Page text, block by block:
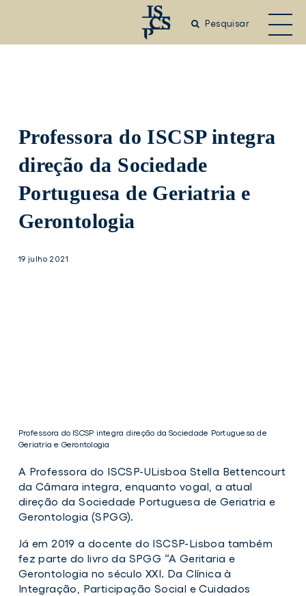
Pesquisar
Professora do ISCSP integra
direção da Sociedade
Portuguesa de Geriatria e
Gerontologia
19 julho 2021
Professora
do
ISCSP
Professora do ISCSP integra direção da Sociedade Portuguesa de
Geriatria e Gerontologia
A Professora do ISCSP-ULisboa Stella Bettencourt
da Câmara integra, enquanto vogal, a atual
direção da Sociedade Portuguesa de Geriatria e
Gerontologia (SPGG).
Já em 2019 a docente do ISCSP-Lisboa também
fez parte do livro da SPGG “A Geritaria e
Gerontologia no século XXI. Da Clínica à
Integração, Participação Social e Cuidados